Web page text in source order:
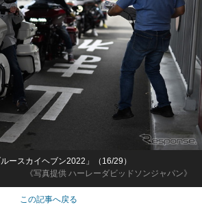
《写真提供 ハーレーダビッドソンジャパン》
ースカイヘブン2022」（16/29）
この記事へ戻る